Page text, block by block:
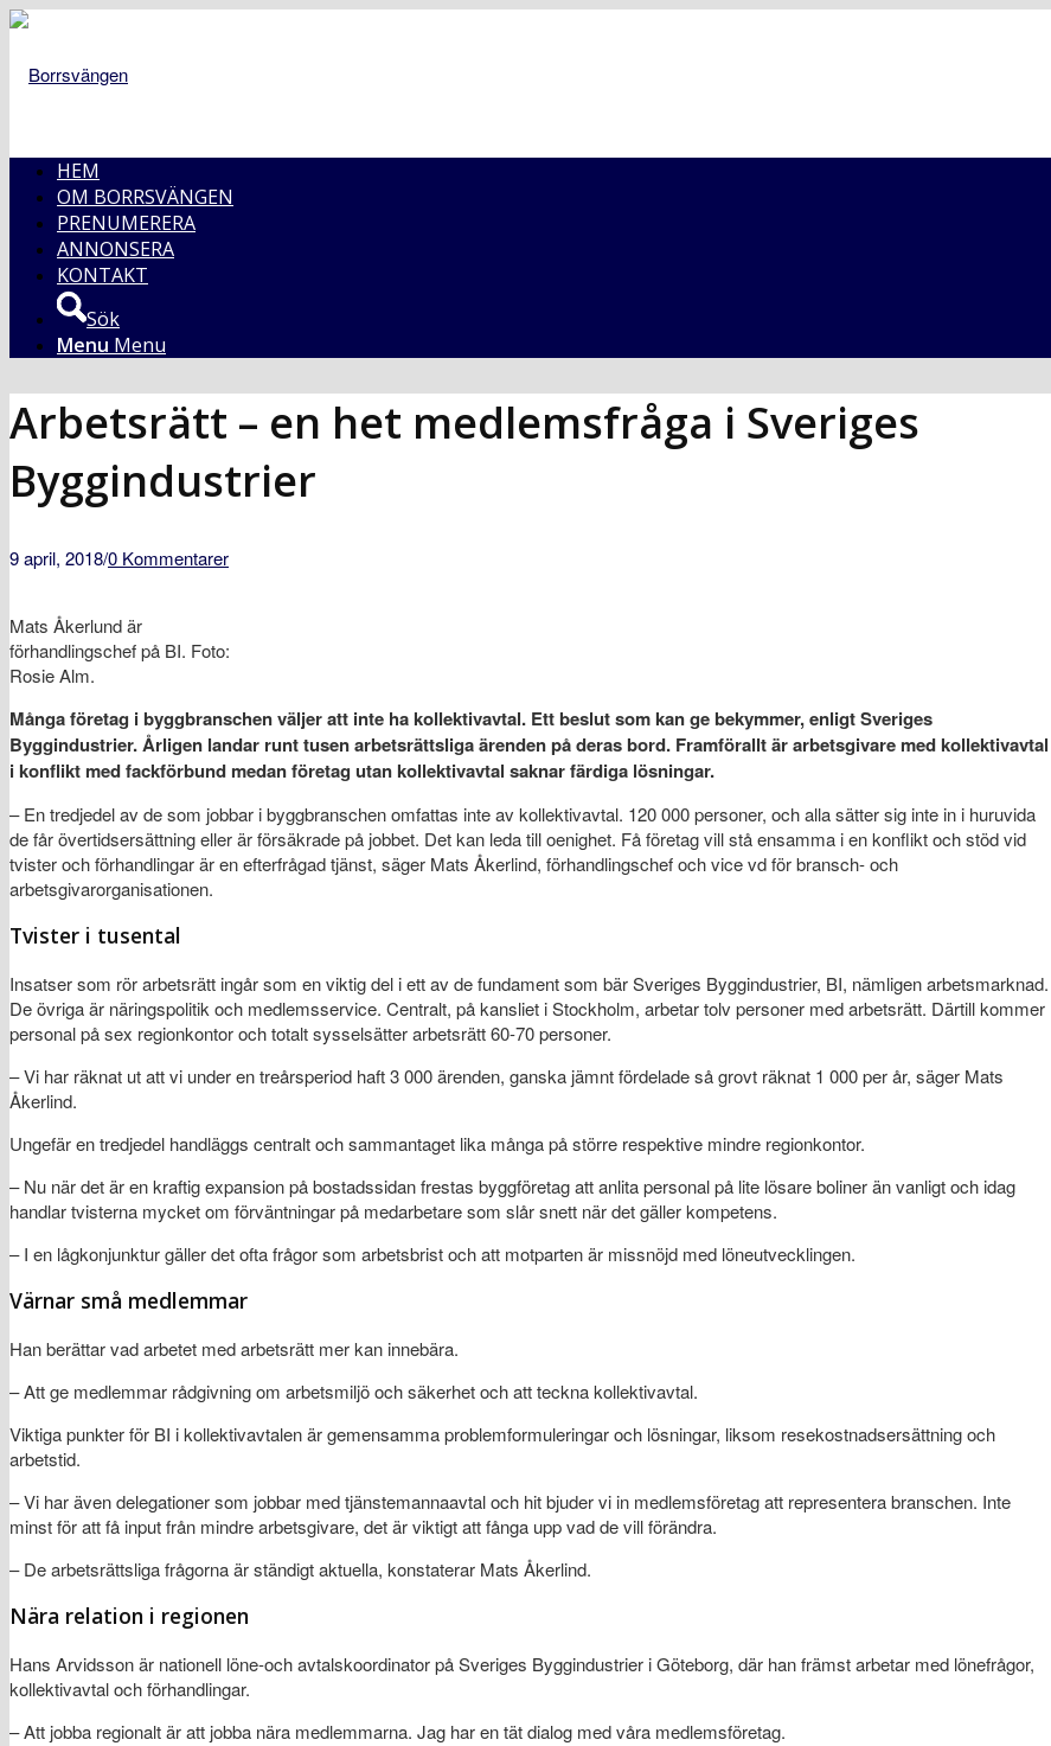
HEM
OM BORRSVÄNGEN
PRENUMERERA
ANNONSERA
KONTAKT
Sök
Menu Menu
Arbetsrätt – en het medlemsfråga i Sveriges
Byggindustrier
9 april, 2018/0 Kommentarer
Mats Åkerlund är
förhandlingschef på BI. Foto:
Rosie Alm.
Många företag i byggbranschen väljer att inte ha kollektivavtal. Ett beslut som kan ge bekymmer, enligt Sveriges
Byggindustrier. Årligen landar runt tusen arbetsrättsliga ärenden på deras bord. Framförallt är arbetsgivare med kollektivavtal
i konflikt med fackförbund medan företag utan kollektivavtal saknar färdiga lösningar.
– En tredjedel av de som jobbar i byggbranschen omfattas inte av kollektivavtal. 120 000 personer, och alla sätter sig inte in i huruvida
de får övertidsersättning eller är försäkrade på jobbet. Det kan leda till oenighet. Få företag vill stå ensamma i en konflikt och stöd vid
tvister och förhandlingar är en efterfrågad tjänst, säger Mats Åkerlind, förhandlingschef och vice vd för bransch- och
arbetsgivarorganisationen.
Tvister i tusental
Insatser som rör arbetsrätt ingår som en viktig del i ett av de fundament som bär Sveriges Byggindustrier, BI, nämligen arbetsmarknad.
De övriga är näringspolitik och medlemsservice. Centralt, på kansliet i Stockholm, arbetar tolv personer med arbetsrätt. Därtill kommer
personal på sex regionkontor och totalt sysselsätter arbetsrätt 60-70 personer.
– Vi har räknat ut att vi under en treårsperiod haft 3 000 ärenden, ganska jämnt fördelade så grovt räknat 1 000 per år, säger Mats
Åkerlind.
Ungefär en tredjedel handläggs centralt och sammantaget lika många på större respektive mindre regionkontor.
– Nu när det är en kraftig expansion på bostadssidan frestas byggföretag att anlita personal på lite lösare boliner än vanligt och idag
handlar tvisterna mycket om förväntningar på medarbetare som slår snett när det gäller kompetens.
– I en lågkonjunktur gäller det ofta frågor som arbetsbrist och att motparten är missnöjd med löneutvecklingen.
Värnar små medlemmar
Han berättar vad arbetet med arbetsrätt mer kan innebära.
– Att ge medlemmar rådgivning om arbetsmiljö och säkerhet och att teckna kollektivavtal.
Viktiga punkter för BI i kollektivavtalen är gemensamma problemformuleringar och lösningar, liksom resekostnadsersättning och
arbetstid.
– Vi har även delegationer som jobbar med tjänstemannaavtal och hit bjuder vi in medlemsföretag att representera branschen. Inte
minst för att få input från mindre arbetsgivare, det är viktigt att fånga upp vad de vill förändra.
– De arbetsrättsliga frågorna är ständigt aktuella, konstaterar Mats Åkerlind.
Nära relation i regionen
Hans Arvidsson är nationell löne-och avtalskoordinator på Sveriges Byggindustrier i Göteborg, där han främst arbetar med lönefrågor,
kollektivavtal och förhandlingar.
– Att jobba regionalt är att jobba nära medlemmarna. Jag har en tät dialog med våra medlemsföretag.